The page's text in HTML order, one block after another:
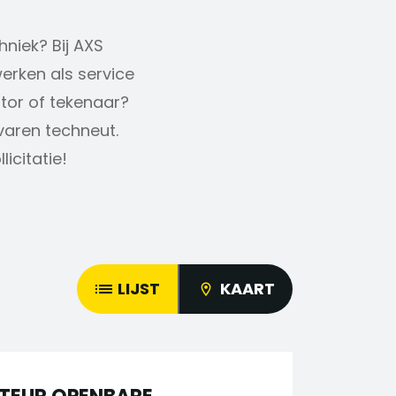
Bij AXS
als service
of tekenaar?
techneut.
LIJST KAART